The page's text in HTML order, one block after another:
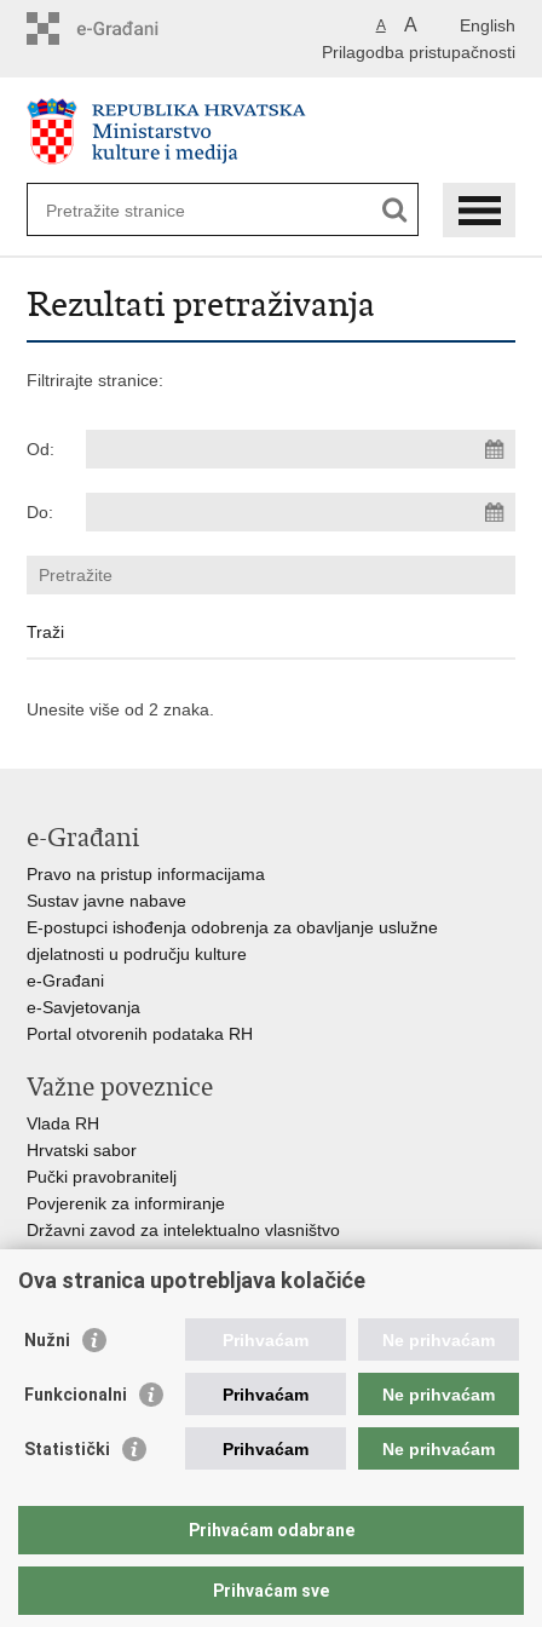
English
A A
Prilagodba pristupačnosti
Rezultati pretraživanja
Filtrirajte stranice:
Od:
Do:
Unesite više od 2 znaka.
e-Građani
Pravo na pristup informacijama
Sustav javne nabave
E-postupci ishođenja odobrenja za obavljanje uslužne
djelatnosti u području kulture
e-Građani
e-Savjetovanja
Portal otvorenih podataka RH
Važne poveznice
Vlada RH
Hrvatski sabor
Pučki pravobranitelj
Povjerenik za informiranje
Državni zavod za intelektualno vlasništvo
HAKOM
Ostale poveznice
Hrvatski audiovizualni centar
Creative Europe
EU National Institutes for Culture
Međunarodni centar za podvodnu arheologiju u Zadru (MCPA)
Ova stranica upotrebljava kolačiće
Nužni Prihvaćam Ne prihvaćam
Funkcionalni Prihvaćam Ne prihvaćam
Statistički Prihvaćam Ne prihvaćam
Prihvaćam odabrane
Prihvaćam sve